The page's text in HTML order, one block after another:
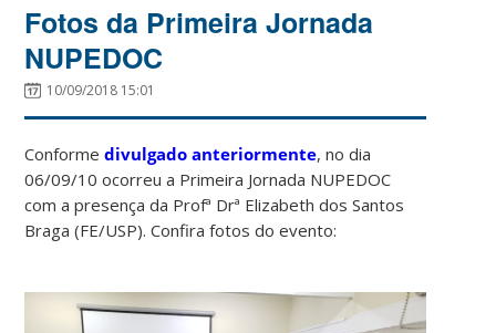
Fotos da Primeira Jornada
NUPEDOC
10/09/2018 15:01
Conformedivulgado anteriormente, no dia
06/09/10 ocorreu a Primeira Jornada NUPEDOC
com a presença da Profª Drª Elizabeth dos Santos
Braga (FE/USP). Confira fotos do evento: